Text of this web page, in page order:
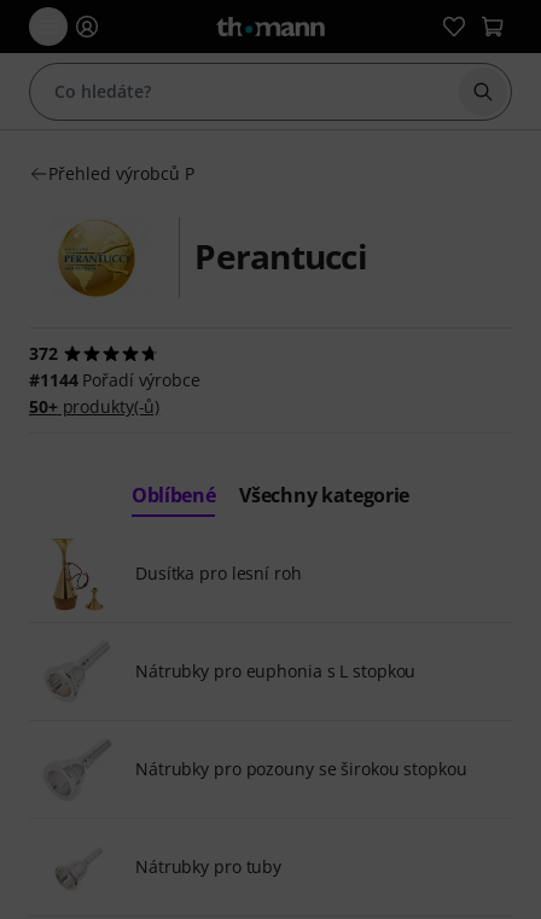
Začít
Přehled výrobců P
Perantucci
372
#1144Pořadí výrobce
50+produkty(-ů)
Oblíbené Všechny kategorie
Dusítka pro lesní roh
Nátrubky pro euphonia s L stopkou
Nátrubky pro pozouny se širokou stopkou
Nátrubky pro tuby